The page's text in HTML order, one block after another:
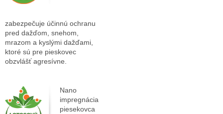
zabezpečuje účinnú ochranu
pred dažďom, snehom,
mrazom a kyslými dažďami,
ktoré sú pre pieskovec
obzvlášť agresívne.
Nano
impregnácia
piesekovca